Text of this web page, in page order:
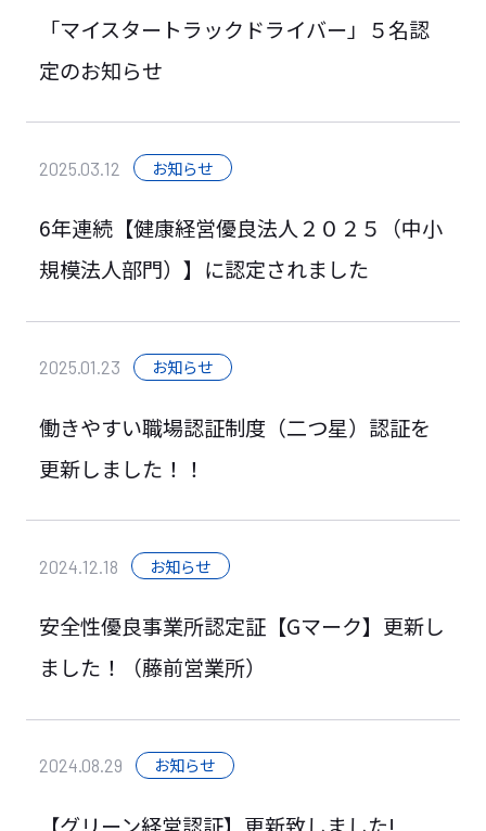
「マイスタートラックドライバー」５名認
定のお知らせ
2025.03.12 お知らせ
6年連続【健康経営優良法人２０２５（中小
規模法人部門）】に認定されました
2025.01.23 お知らせ
働きやすい職場認証制度（二つ星）認証を
更新しました！！
2024.12.18 お知らせ
安全性優良事業所認定証【Gマーク】更新し
ました！（藤前営業所）
2024.08.29 お知らせ